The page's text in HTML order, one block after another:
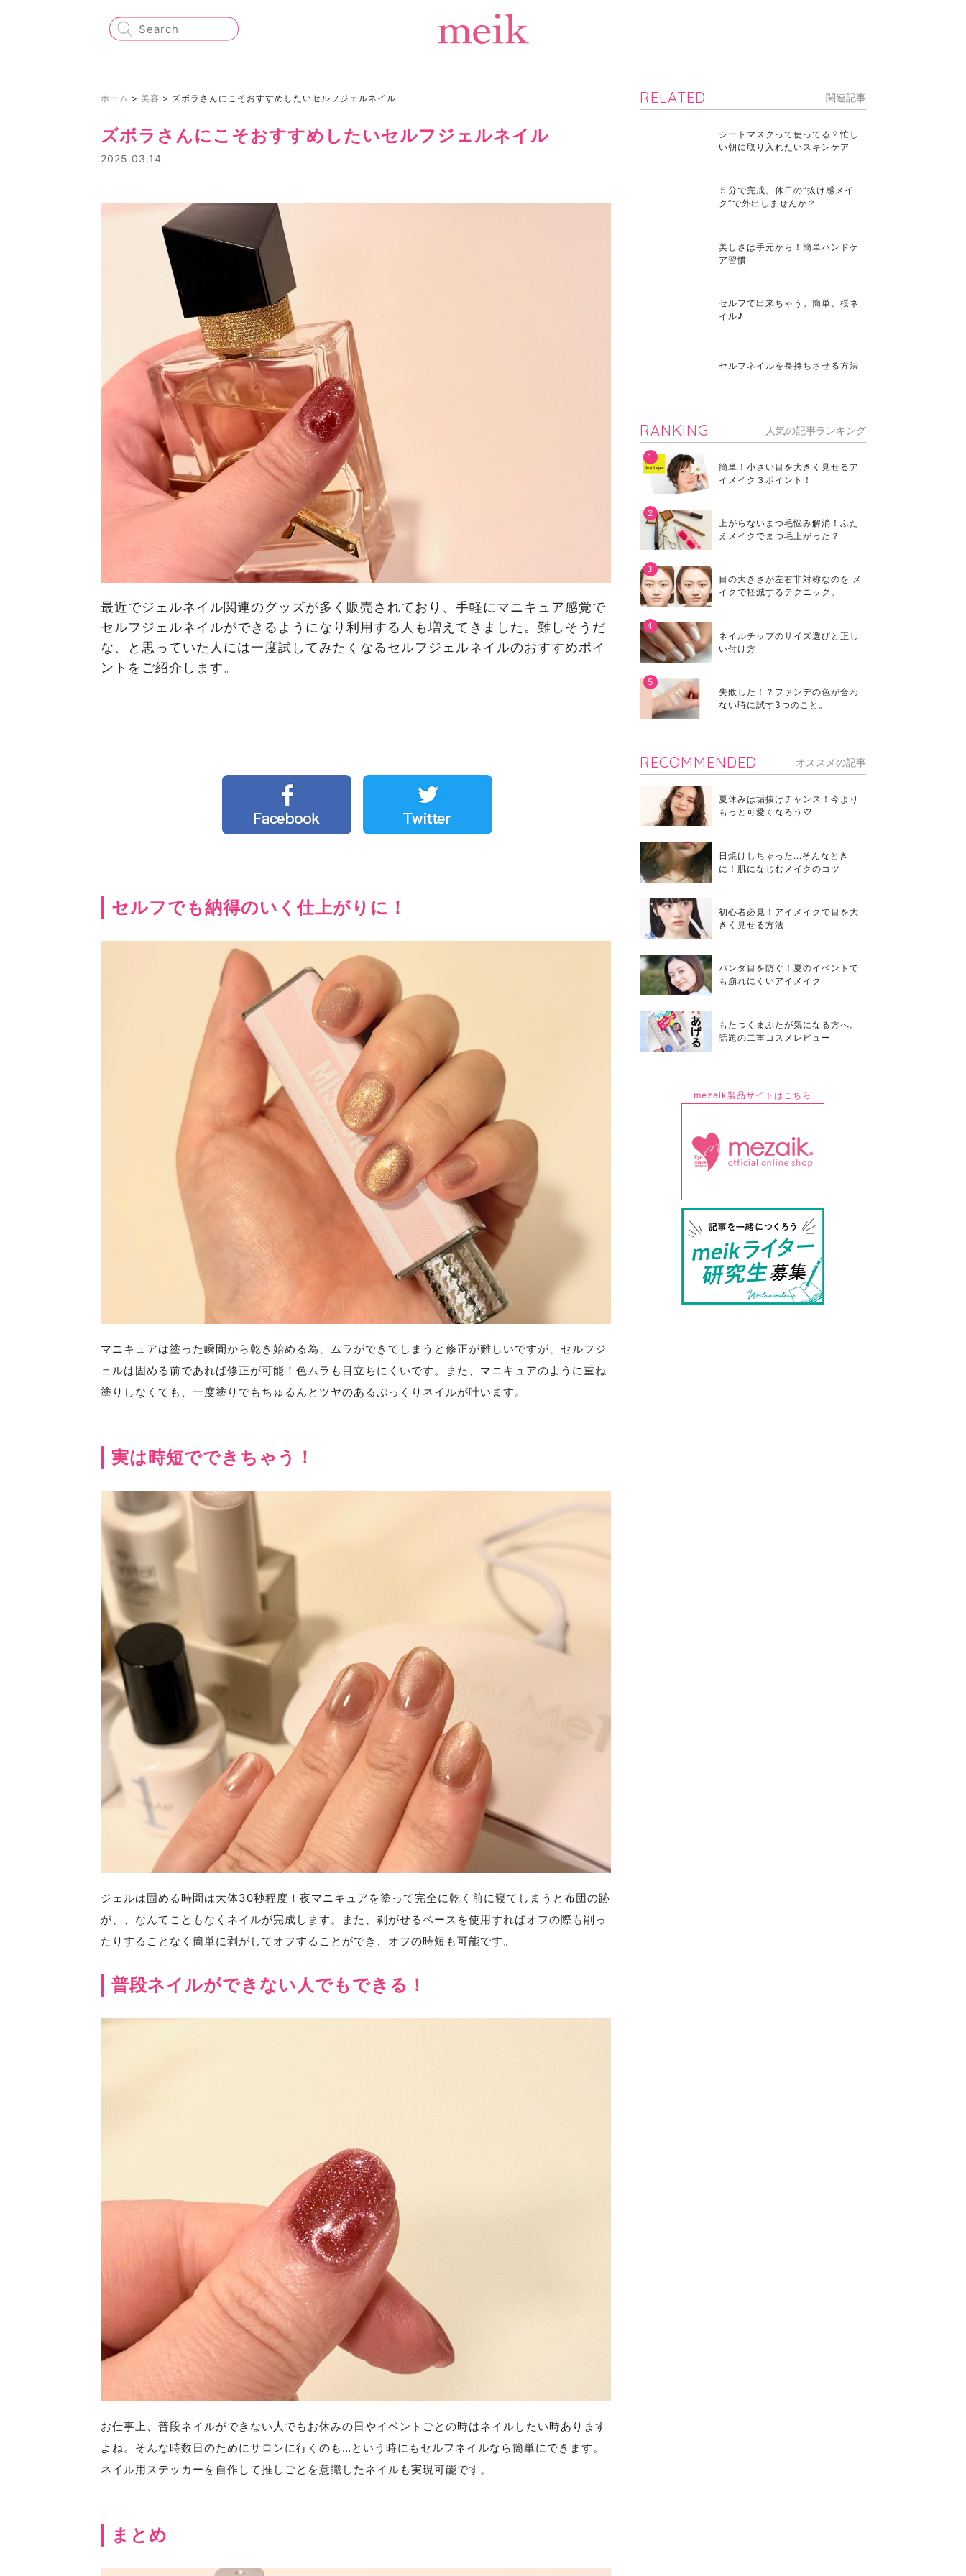
ホーム > 美容 > ズボラさんにこそおすすめしたいセルフジェルネイル
ズボラさんにこそおすすめしたいセルフジェルネイル
2025.03.14
最近でジェルネイル関連のグッズが多く販売されており、手軽にマニキュア感覚で
セルフジェルネイルができるようになり利用する人も増えてきました。難しそうだ
な、と思っていた人には一度試してみたくなるセルフジェルネイルのおすすめポイ
ントをご紹介します。
セルフでも納得のいく仕上がりに！
マニキュアは塗った瞬間から乾き始める為、ムラができてしまうと修正が難しいですが、セルフジ
ェルは固める前であれば修正が可能！色ムラも目立ちにくいです。また、マニキュアのように重ね
塗りしなくても、一度塗りでもちゅるんとツヤのあるぷっくりネイルが叶います。
実は時短でできちゃう！
ジェルは固める時間は大体30秒程度！夜マニキュアを塗って完全に乾く前に寝てしまうと布団の跡
が、、なんてこともなくネイルが完成します。また、剥がせるベースを使用すればオフの際も削っ
たりすることなく簡単に剥がしてオフすることができ、オフの時短も可能です。
普段ネイルができない人でもできる！
お仕事上、普段ネイルができない人でもお休みの日やイベントごとの時はネイルしたい時あります
よね。そんな時数日のためにサロンに行くのも…という時にもセルフネイルなら簡単にできます。
ネイル用ステッカーを自作して推しごとを意識したネイルも実現可能です。
まとめ
RELATED 関連記事
シートマスクって使ってる？忙し
い朝に取り入れたいスキンケア
５分で完成。休日の“抜け感メイ
ク”で外出しませんか？
美しさは手元から！簡単ハンドケ
ア習慣
セルフで出来ちゃう。簡単、桜ネ
イル♪
セルフネイルを長持ちさせる方法
RANKING 人気の記事ランキング
簡単！小さい目を大きく見せるア
イメイク３ポイント！
上がらないまつ毛悩み解消！ふた
えメイクでまつ毛上がった？
目の大きさが左右非対称なのを メ
イクで軽減するテクニック。
ネイルチップのサイズ選びと正し
い付け方
失敗した！？ファンデの色が合わ
ない時に試す3つのこと。
RECOMMENDED オススメの記事
夏休みは垢抜けチャンス！今より
もっと可愛くなろう♡
日焼けしちゃった...そんなとき
に！肌になじむメイクのコツ
初心者必見！アイメイクで目を大
きく見せる方法
パンダ目を防ぐ！夏のイベントで
も崩れにくいアイメイク
もたつくまぶたが気になる方へ。
話題の二重コスメレビュー
mezaik製品サイトはこちら